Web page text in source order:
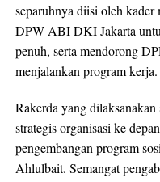
separuhnya diisi oleh kader
DPW ABI DKI Jakarta
penuh, serta mendorong
menjalankan program kerja.
Rakerda yang dilaksanakan
strategis organisasi ke
pengembangan program
Ahlulbait. Semangat